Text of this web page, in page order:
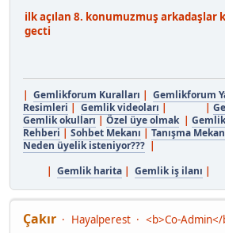
ilk açılan 8. konumuzmuş arkadaşlar
gecti
| Gemlikforum Kuralları | Gemlikforum
Resimleri | Gemlik videoları | |
Gemlik okulları | Özel üye olmak|
Rehberi | Sohbet Mekanı | Tanışma
Neden üyelik isteniyor??? |
| Gemlik harita | Gemlik iş ilanı |
Çakır Hayalperest
<b>Co-Admin</